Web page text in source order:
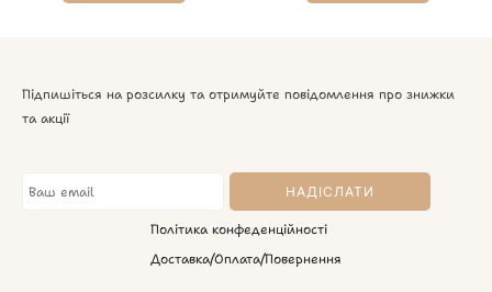
Підпишіться на розсилку та отримуйте повідомлення про знижки
та акції
Політика конфеденційності
Доставка/Оплата/Повернення